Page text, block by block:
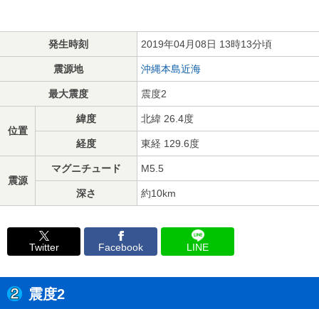
発生時刻 2019年04月08日 13時13分頃
震源地 沖縄本島近海
最大震度 震度2
位置
緯度 北緯 26.4度
経度 東経 129.6度
震源
マグニチュード M5.5
深さ 約10km
Twitter Facebook LINE
震度2